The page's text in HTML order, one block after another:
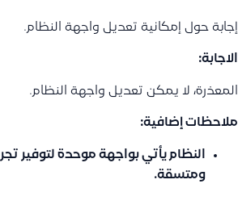
إجابة حول إمكانية تعديل واجهة النظام.
الاجابة:
المعذرة، لا يمكن تعديل واجهة النظام.
ملاحظات إضافية:
النظام يأتي بواجهة موحدة لتوفير
ومتسقة.